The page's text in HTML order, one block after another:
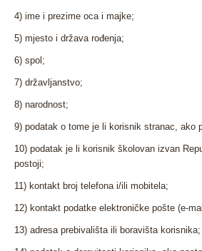
4) ime i prezime oca i majke;
5) mjesto i država rođenja;
6) spol;
7) državljanstvo;
8) narodnost;
9) podatak o tome je li korisnik stranac, ako
10) podatak je li korisnik školovan izvan
postoji;
11) kontakt broj telefona i/ili mobitela;
12) kontakt podatke elektroničke pošte (e-
13) adresa prebivališta ili boravišta korisnika;